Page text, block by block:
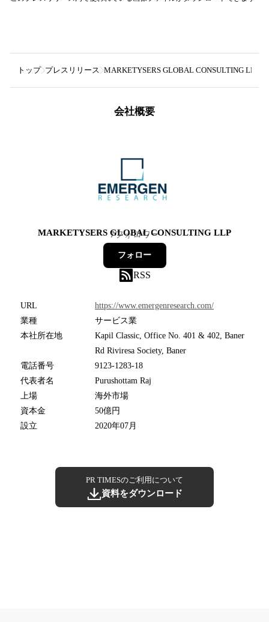
トップ プレスリリース MARKETYSERS GLOBAL CONSULTING LLP
会社概要
MARKETYSERS GLOBAL CONSULTING LLP
7フォロワー
フォロー
RSS
URL
https://www.emergenresearch.com/
業種
サービス業
本社所在地
Kapil Classic, Office No. 401 & 402, Baner
Rd Riviresa Society, Baner
電話番号
9123-1283-18
代表者名
Purushottam Raj
上場
海外市場
資本金
50億円
設立
2020年07月
PR TIMESのご利用について
資料をダウンロード